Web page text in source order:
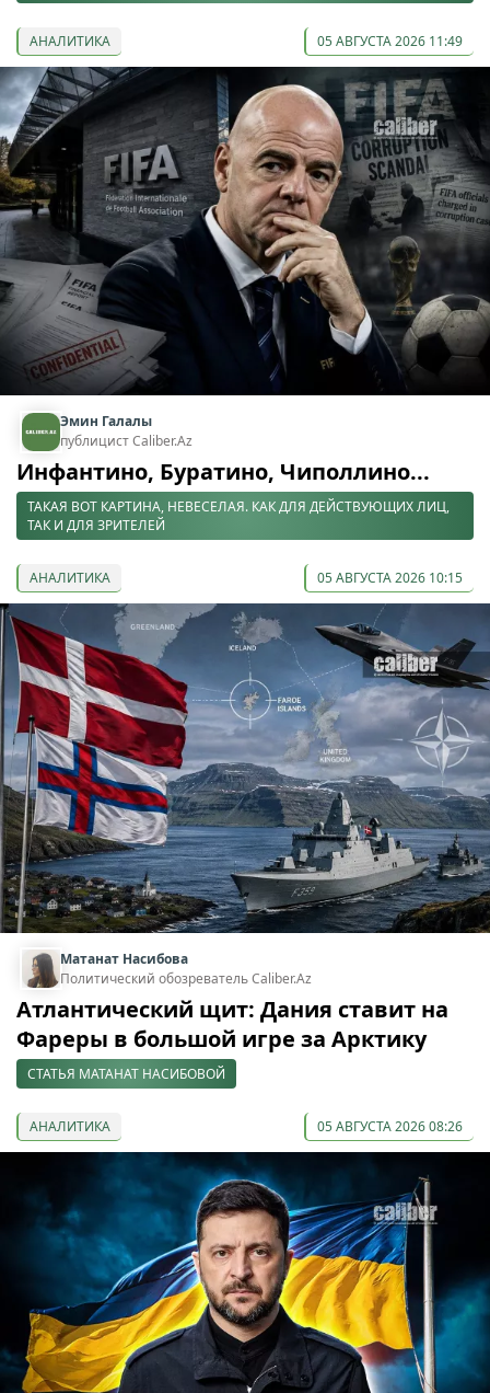
АНАЛИТИКА 05 АВГУСТА 2026 11:49
Эмин Галалы
публицист Caliber.Az
Инфантино, Буратино, Чиполлино...
ТАКАЯ ВОТ КАРТИНА, НЕВЕСЕЛАЯ. КАК ДЛЯ ДЕЙСТВУЮЩИХ ЛИЦ,
ТАК И ДЛЯ ЗРИТЕЛЕЙ
АНАЛИТИКА 05 АВГУСТА 2026 10:15
Матанат Насибова
Политический обозреватель Caliber.Az
Атлантический щит: Дания ставит на
Фареры в большой игре за Арктику
СТАТЬЯ МАТАНАТ НАСИБОВОЙ
АНАЛИТИКА 05 АВГУСТА 2026 08:26